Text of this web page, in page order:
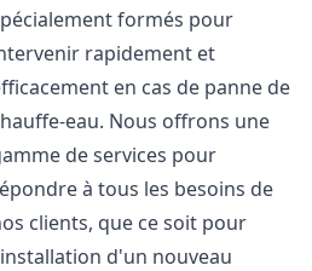
formés pour
rapidement et
en cas de panne de
eau. Nous offrons une
de services pour
à tous les besoins de
clients, que ce soit pour
d'un nouveau